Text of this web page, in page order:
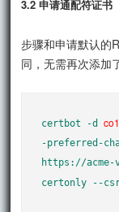
3.2 申请通配符证书
步骤和申请默认的
同，无需再次添加了
certbot -d
-preferred-
https://
certonly --